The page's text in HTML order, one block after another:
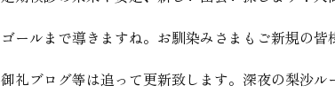
ゴールまで導きますね。お馴染みさまもご新規の
御礼ブログ等は追って更新致します。深夜の梨沙ル